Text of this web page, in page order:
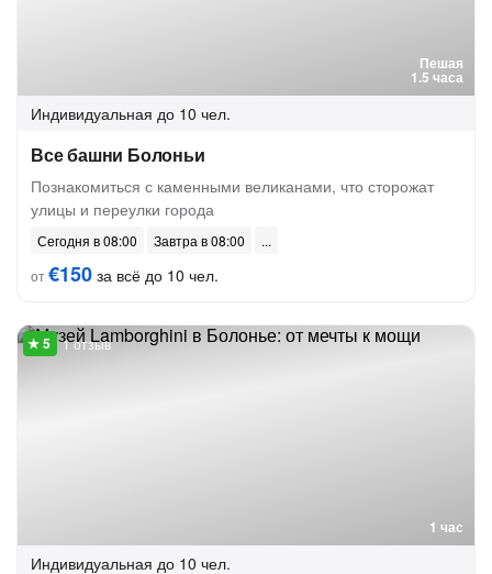
Пешая
1.5 часа
Индивидуальная до 10 чел.
Все башни Болоньи
Познакомиться с каменными великанами, что сторожат
улицы и переулки города
Сегодня в 08:00
Завтра в 08:00
от€150 за всё до 10 чел.
1 час
1 отзыв
Индивидуальная до 10 чел.